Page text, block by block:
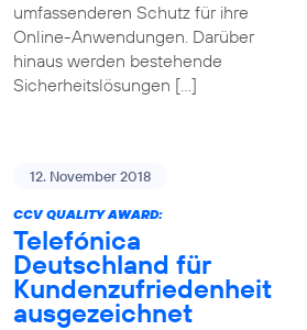
umfassenderen Schutz für ihre
Online-Anwendungen. Darüber
hinaus werden bestehende
Sicherheitslösungen […]
12. November 2018
CCV QUALITY AWARD:
Telefónica
Deutschland für
Kundenzufriedenheit
ausgezeichnet